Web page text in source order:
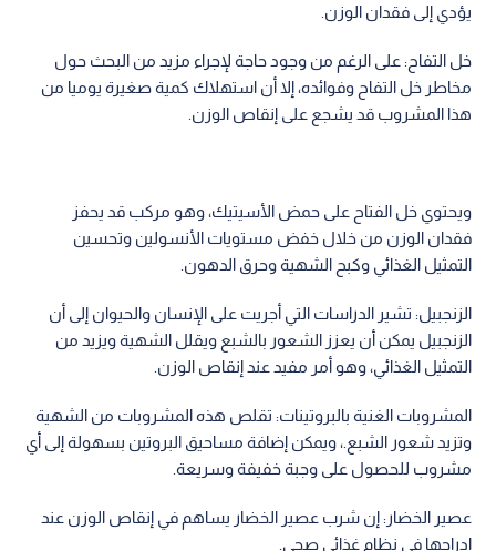
يؤدي إلى فقدان الوزن.
خل التفاح: على الرغم من وجود حاجة لإجراء مزيد من البحث حول
مخاطر خل التفاح وفوائده، إلا أن استهلاك كمية صغيرة يوميا من
هذا المشروب قد يشجع على إنقاص الوزن.
ويحتوي خل الفتاح على حمض الأسيتيك، وهو مركب قد يحفز
فقدان الوزن من خلال خفض مستويات الأنسولين وتحسين
التمثيل الغذائي وكبح الشهية وحرق الدهون.
الزنجبيل: تشير الدراسات التي أجريت على الإنسان والحيوان إلى أن
الزنجبيل يمكن أن يعزز الشعور بالشبع ويقلل الشهية ويزيد من
التمثيل الغذائي، وهو أمر مفيد عند إنقاص الوزن.
المشروبات الغنية بالبروتينات: تقلص هذه المشروبات من الشهية
وتزيد شعور الشبع.، ويمكن إضافة مساحيق البروتين بسهولة إلى أي
مشروب للحصول على وجبة خفيفة وسريعة.
عصير الخضار: إن شرب عصير الخضار يساهم في إنقاص الوزن عند
إدراجها في نظام غذائي صحي.